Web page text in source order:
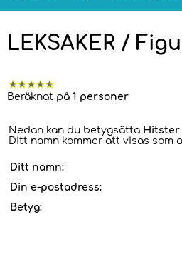
LEKSAKER /
Beräknat på 1 personer
Nedan kan du betygsätta Hitster
Ditt namn kommer att visas som
Ditt namn:
Din e-postadress:
Betyg: